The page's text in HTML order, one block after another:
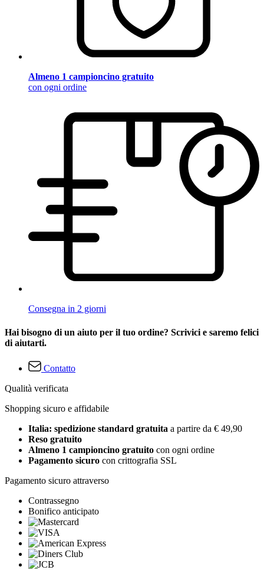
Almeno 1 campioncino gratuito
con ogni ordine
Consegna in 2 giorni
Hai bisogno di un aiuto per il tuo ordine? Scrivici e saremo felici
di aiutarti.
Contatto
Qualità verificata
Shopping sicuro e affidabile
Italia: spedizione standard gratuita a partire da € 49,90
Reso gratuito
Almeno 1 campioncino gratuito con ogni ordine
Pagamento sicuro con crittografia SSL
Pagamento sicuro attraverso
Contrassegno
Bonifico anticipato